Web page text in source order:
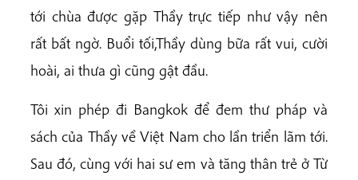
tới chùa được gặp Thầy trực tiếp như vậy nên
rất bất ngờ. Buổi tối,Thầy dùng bữa rất vui, cười
hoài, ai thưa gì cũng gật đầu.
Tôi xin phép đi Bangkok để đem thư pháp và
sách của Thầy về Việt Nam cho lần triển lãm tới.
Sau đó, cùng với hai sư em và tăng thân trẻ ở Từ